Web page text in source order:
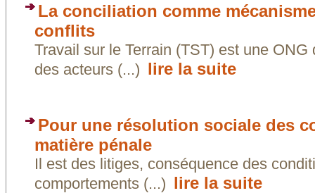
La conciliation comme
conflits
Travail sur le Terrain (TST) est une
des acteurs (...) lire la suite
Pour une résolution sociale des
matière pénale
Il est des litiges, conséquence des
comportements (...) lire la suite